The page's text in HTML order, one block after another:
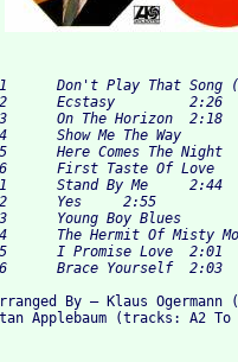
Lied) 	2:38
2:26
2:18
2:12
2:15
2:17
2:44
2:55
2:24
2:18
2:01
By – Klaus